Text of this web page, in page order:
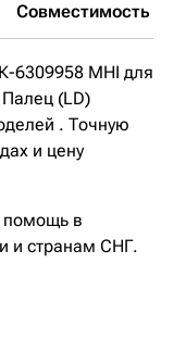
Совместимость
6309958 MHI для
(LD)
. Точную
и цену
помощь в
и странам СНГ.